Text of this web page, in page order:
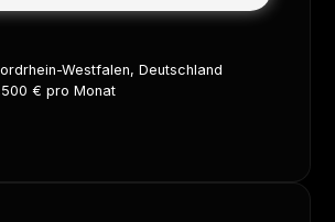
Westfalen, Deutschland
€ pro Monat